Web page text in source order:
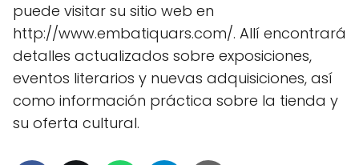
puede visitar su sitio web en
http://www.embatiquars.com/. Allí encontrará
detalles actualizados sobre exposiciones,
eventos literarios y nuevas adquisiciones, así
como información práctica sobre la tienda y
su oferta cultural.